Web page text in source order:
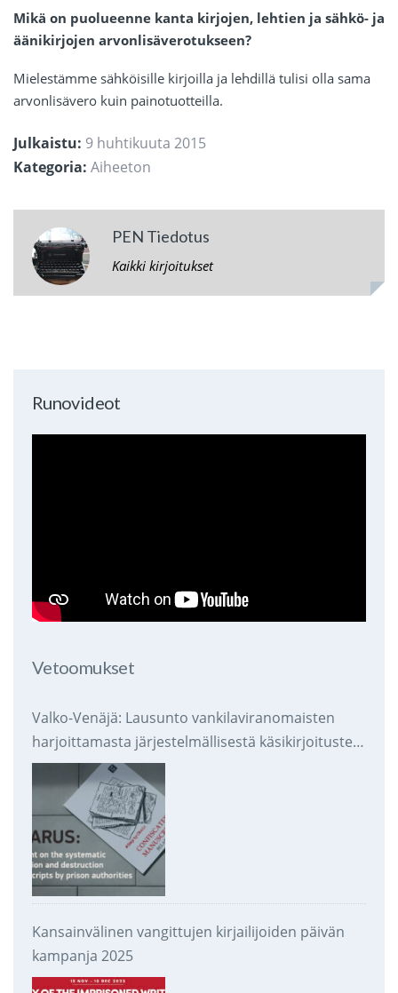
Mikä on puolueenne kanta kirjojen, lehtien ja sähkö- ja
äänikirjojen arvonlisäverotukseen?
Mielestämme sähköisille kirjoilla ja lehdillä tulisi olla sama
arvonlisävero kuin painotuotteilla.
Julkaistu: 9 huhtikuuta 2015
Kategoria: Aiheeton
PEN Tiedotus
Kaikki kirjoitukset
Runovideot
Vetoomukset
Valko-Venäjä: Lausunto vankilaviranomaisten
harjoittamasta järjestelmällisestä käsikirjoitusten
takavarikoinnista ja tuhoamisesta
Kansainvälinen vangittujen kirjailijoiden päivän
kampanja 2025